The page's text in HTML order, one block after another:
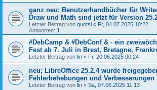
ganz neu: Benutzerhandbücher für
Draw und Math sind jetzt für Version
Letzter Beitrag von quotsi « Fr, 04.07.2025 10:22
Antworten: 1
#DebCamp & #DebConf & - ein
Fest ab 7. Juli in Brest, Bretagne,
Letzter Beitrag von lin « Fr, 20.06.2025 00:24
neu; LibreOffice 25.2.4 wurde
Fehlerbehebungen und Verbesserungen
Letzter Beitrag von lin « Sa, 07.06.2025 11:13